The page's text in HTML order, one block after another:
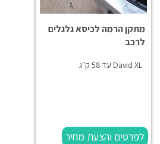
מתקן הרמה לכיסא גלגלים
לרכב
David XL עד 58 ק"ג
לפרטים והצעת מחיר